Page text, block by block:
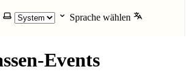
Sprache wählen
Events